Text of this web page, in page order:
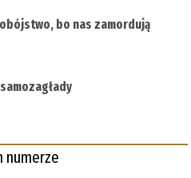
bo nas zamordują
numerze